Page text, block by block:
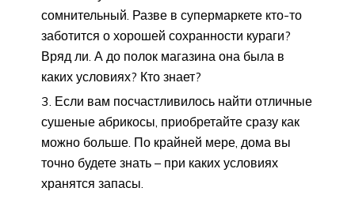
сомнительный. Разве в супермаркете кто-то
заботится о хорошей сохранности кураги?
Вряд ли. А до полок магазина она была в
каких условиях? Кто знает?
Если вам посчастливилось найти отличные
сушеные абрикосы, приобретайте сразу как
можно больше. По крайней мере, дома вы
точно будете знать – при каких условиях
хранятся запасы.